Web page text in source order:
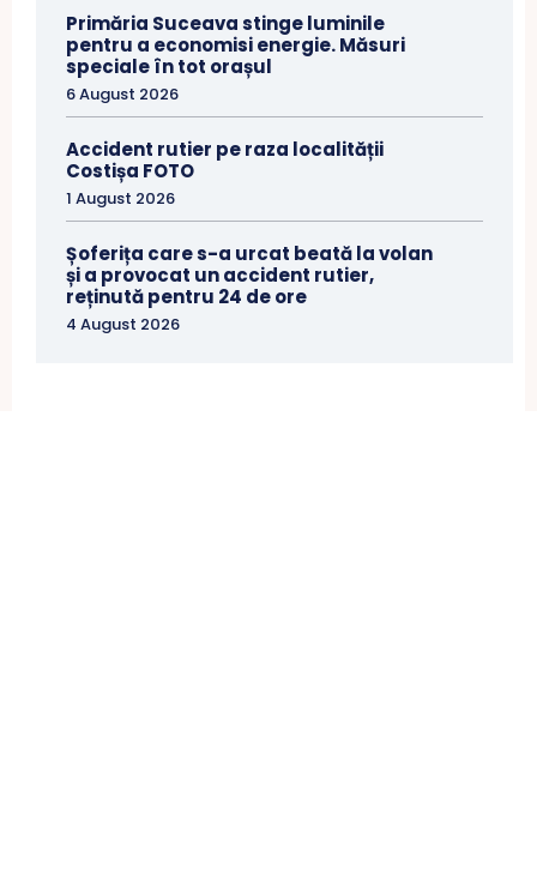
Primăria Suceava stinge luminile
pentru a economisi energie. Măsuri
speciale în tot orașul
6 August 2026
Accident rutier pe raza localității
Costișa FOTO
1 August 2026
Șoferița care s-a urcat beată la volan
și a provocat un accident rutier,
reținută pentru 24 de ore
4 August 2026